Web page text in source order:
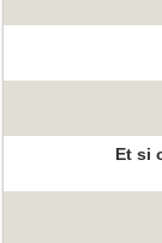
Et si